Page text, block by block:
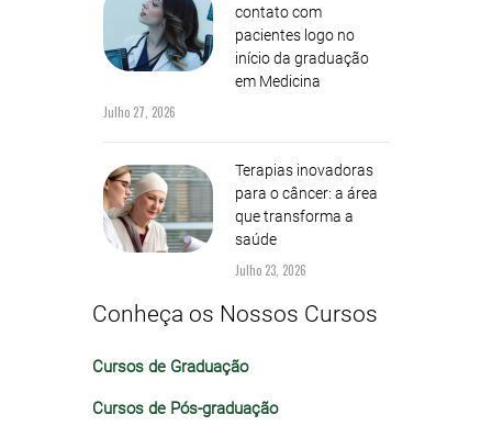
contato com
pacientes logo no
início da graduação
em Medicina
Julho 27, 2026
Terapias inovadoras
para o câncer: a área
que transforma a
saúde
Julho 23, 2026
Conheça os Nossos Cursos
Cursos de Graduação
Cursos de Pós-graduação